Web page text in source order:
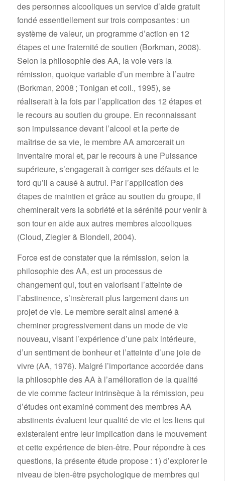
des personnes alcooliques un service d’aide gratuit
fondé essentiellement sur trois composantes : un
système de valeur, un programme d’action en 12
étapes et une fraternité de soutien (Borkman, 2008).
Selon la philosophie des AA, la voie vers la
rémission, quoique variable d’un membre à l’autre
(Borkman, 2008 ; Tonigan et coll., 1995), se
réaliserait à la fois par l’application des 12 étapes et
le recours au soutien du groupe. En reconnaissant
son impuissance devant l’alcool et la perte de
maîtrise de sa vie, le membre AA amorcerait un
inventaire moral et, par le recours à une Puissance
supérieure, s’engagerait à corriger ses défauts et le
tord qu’il a causé à autrui. Par l’application des
étapes de maintien et grâce au soutien du groupe, il
cheminerait vers la sobriété et la sérénité pour venir à
son tour en aide aux autres membres alcooliques
(Cloud, Ziegler & Blondell, 2004).
Force est de constater que la rémission, selon la
philosophie des AA, est un processus de
changement qui, tout en valorisant l’atteinte de
l’abstinence, s’insèrerait plus largement dans un
projet de vie. Le membre serait ainsi amené à
cheminer progressivement dans un mode de vie
nouveau, visant l’expérience d’une paix intérieure,
d’un sentiment de bonheur et l’atteinte d’une joie de
vivre (AA, 1976). Malgré l’importance accordée dans
la philosophie des AA à l’amélioration de la qualité
de vie comme facteur intrinsèque à la rémission, peu
d’études ont examiné comment des membres AA
abstinents évaluent leur qualité de vie et les liens qui
existeraient entre leur implication dans le mouvement
et cette expérience de bien-être. Pour répondre à ces
questions, la présente étude propose : 1) d’explorer le
niveau de bien-être psychologique de membres qui